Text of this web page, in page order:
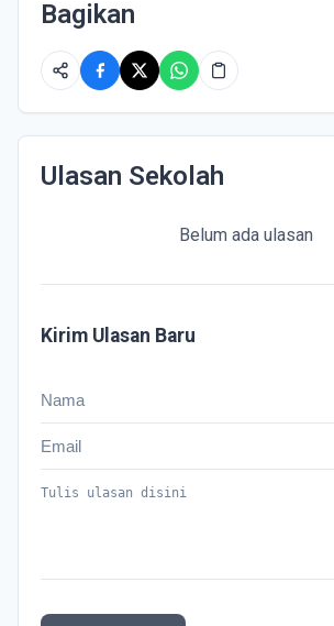
Bagikan
Ulasan Sekolah
Belum ada ulasan
Kirim Ulasan Baru